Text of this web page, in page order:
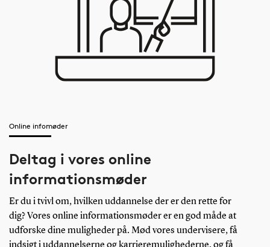
Online infomøder
Deltag i vores online
informationsmøder
Er du i tvivl om, hvilken uddannelse der er den rette for
dig? Vores online informationsmøder er en god måde at
udforske dine muligheder på. Mød vores undervisere, få